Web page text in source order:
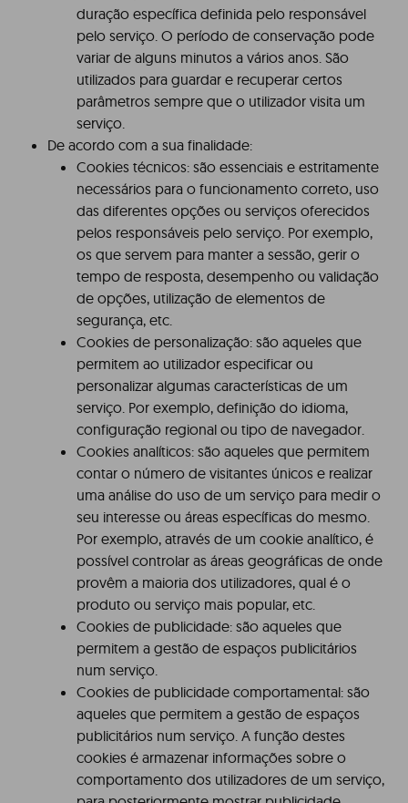
duração específica definida pelo responsável
pelo serviço. O período de conservação pode
variar de alguns minutos a vários anos. São
utilizados para guardar e recuperar certos
parâmetros sempre que o utilizador visita um
serviço.
De acordo com a sua finalidade:
Cookies técnicos: são essenciais e estritamente
necessários para o funcionamento correto, uso
das diferentes opções ou serviços oferecidos
pelos responsáveis pelo serviço. Por exemplo,
os que servem para manter a sessão, gerir o
tempo de resposta, desempenho ou validação
de opções, utilização de elementos de
segurança, etc.
Cookies de personalização: são aqueles que
permitem ao utilizador especificar ou
personalizar algumas características de um
serviço. Por exemplo, definição do idioma,
configuração regional ou tipo de navegador.
Cookies analíticos: são aqueles que permitem
contar o número de visitantes únicos e realizar
uma análise do uso de um serviço para medir o
seu interesse ou áreas específicas do mesmo.
Por exemplo, através de um cookie analítico, é
possível controlar as áreas geográficas de onde
provêm a maioria dos utilizadores, qual é o
produto ou serviço mais popular, etc.
Cookies de publicidade: são aqueles que
permitem a gestão de espaços publicitários
num serviço.
Cookies de publicidade comportamental: são
aqueles que permitem a gestão de espaços
publicitários num serviço. A função destes
cookies é armazenar informações sobre o
comportamento dos utilizadores de um serviço,